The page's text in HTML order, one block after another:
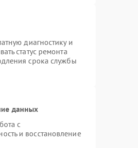
диагностику и
статус ремонта
срока службы
данных
с
и восстановление